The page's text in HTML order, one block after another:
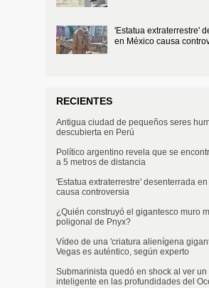
'Estatua extraterrestre'
en México causa
RECIENTES
Antigua ciudad de pequeños seres
descubierta en Perú
Político argentino revela que se
a 5 metros de distancia
'Estatua extraterrestre' desenterrada
causa controversia
¿Quién construyó el gigantesco muro
poligonal de Pnyx?
Vídeo de una 'criatura alienígena
Vegas es auténtico, según experto
Submarinista quedó en shock al ver
inteligente en las profundidades del